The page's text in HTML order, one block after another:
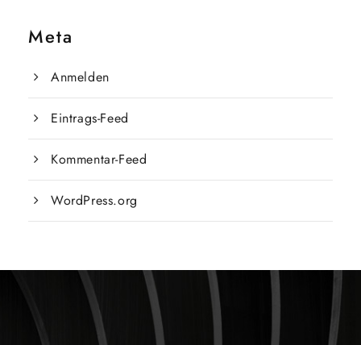
Meta
Anmelden
Eintrags-Feed
Kommentar-Feed
WordPress.org